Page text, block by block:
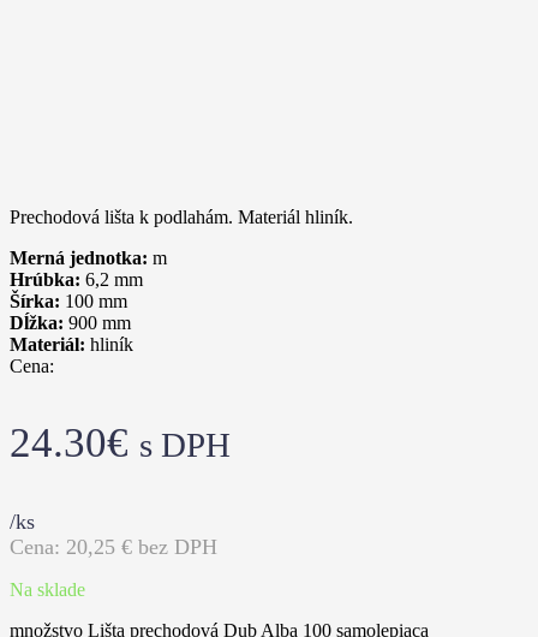
Prechodová lišta k podlahám. Materiál hliník.
Merná jednotka: m
Hrúbka: 6,2 mm
Šírka: 100 mm
Dĺžka: 900 mm
Materiál: hliník
Cena:
24.30€ s DPH
/ks
Cena: 20,25 € bez DPH
Na sklade
množstvo Lišta prechodová Dub Alba 100 samolepiaca